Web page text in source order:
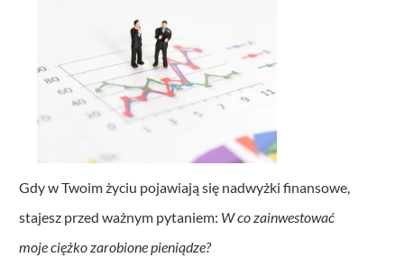
Gdy w Twoim życiu pojawiają się nadwyżki finansowe,
stajesz przed ważnym pytaniem: W co zainwestować
moje ciężko zarobione pieniądze?